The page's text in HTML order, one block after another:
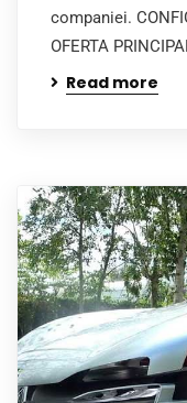
companiei.
OFERTA
Read more